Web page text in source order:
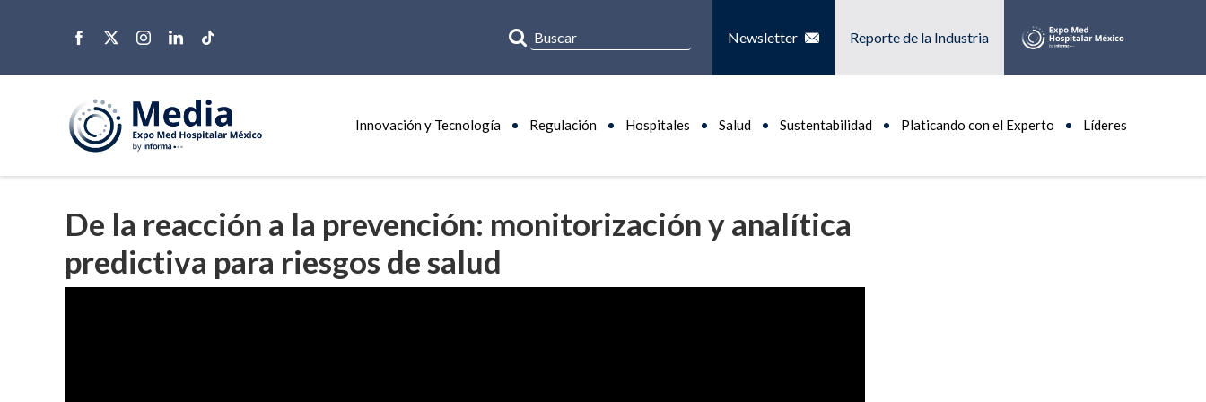
Newsletter Reporte de la Industria
Innovación y Tecnología Regulación Hospitales Salud Sustentabilidad Platicando con el Experto Líderes
De la reacción a la prevención: monitorización y analítica
predictiva para riesgos de salud